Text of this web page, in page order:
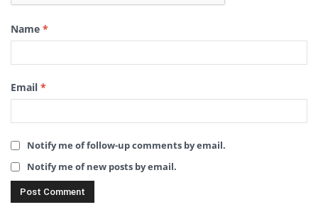
Name *
Email *
Notify me of follow-up comments by email.
Notify me of new posts by email.